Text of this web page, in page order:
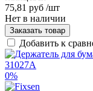
75,81 руб /шт
Нет в наличии
Заказать товар
Добавить к
0%